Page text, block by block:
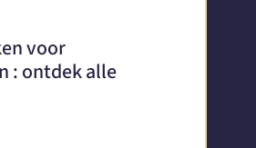
voor
: ontdek alle